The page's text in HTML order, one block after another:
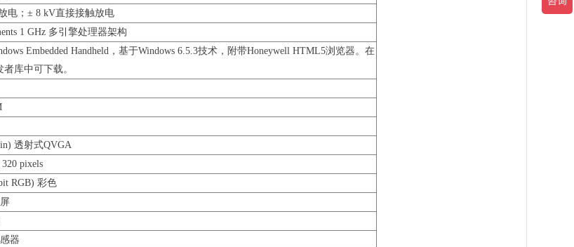
电；± 8 kV直接接触放电
1 GHz 多引擎处理器架构
Embedded Handheld，基于Windows 6.5.3技术，附带Honeywell HTML5浏览器。在
库中可下载。
透射式QVGA
pixels
RGB) 彩色
器